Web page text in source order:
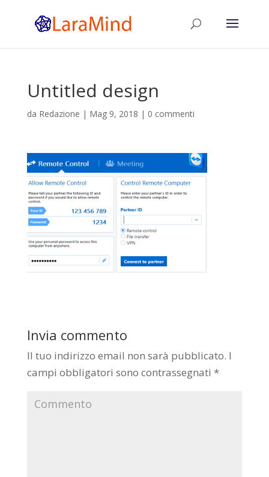
Untitled design
da Redazione | Mag 9, 2018 | 0 commenti
Invia commento
Il tuo indirizzo email non sarà pubblicato. I
campi obbligatori sono contrassegnati *